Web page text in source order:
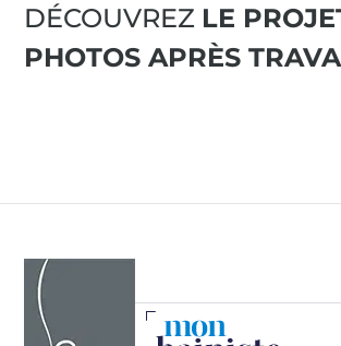
DÉCOUVREZ LE
PHOTOS APRÈS